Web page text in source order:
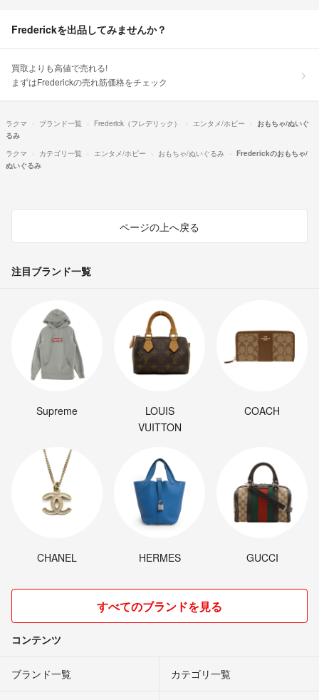
Frederickを出品してみませんか？
買取よりも高値で売れる!
まずはFrederickの売れ筋価格をチェック
ラクマ ブランド一覧 Frederick（フレデリック） エンタメ/ホビー
おもちゃ/ぬいぐ
るみ
ラクマ
カテゴリ一覧 エンタメ/ホビー おもちゃ/ぬいぐるみ
Frederickのおもちゃ/
ぬいぐるみ
ページの上へ戻る
注目ブランド一覧
Supreme
LOUIS
VUITTON
COACH
CHANEL HERMES GUCCI
すべてのブランドを見る
コンテンツ
ブランド一覧 カテゴリ一覧